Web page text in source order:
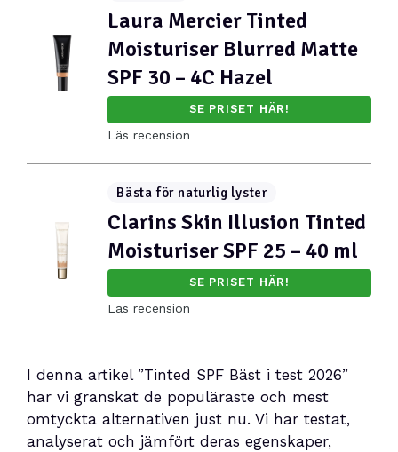
Laura Mercier Tinted
Moisturiser Blurred Matte
SPF 30 – 4C Hazel
SE PRISET HÄR!
Läs recension
Bästa för naturlig lyster
Clarins Skin Illusion Tinted
Moisturiser SPF 25 – 40 ml
SE PRISET HÄR!
Läs recension
I denna artikel ”Tinted SPF Bäst i test 2026”
har vi granskat de populäraste och mest
omtyckta alternativen just nu. Vi har testat,
analyserat och jämfört deras egenskaper,